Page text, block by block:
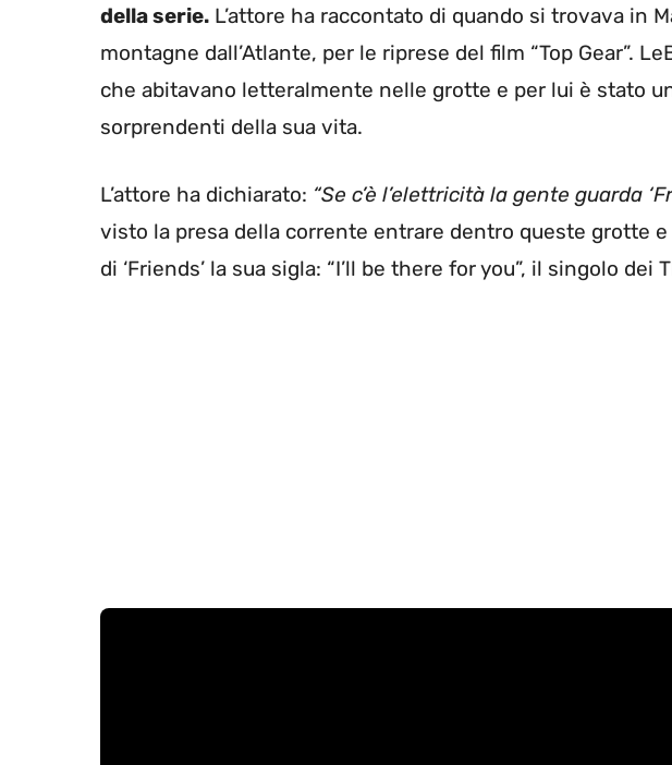
della serie. L’attore ha raccontato di quando si trovava in
montagne dall’Atlante, per le riprese del film “Top Gear”.
che abitavano letteralmente nelle grotte e per lui è stato
sorprendenti della sua vita.
L’attore ha dichiarato: “Se c’è l’elettricità la gente guarda
visto la presa della corrente entrare dentro queste grotte
di ‘Friends’ la sua sigla: “I’ll be there for you”, il singolo dei